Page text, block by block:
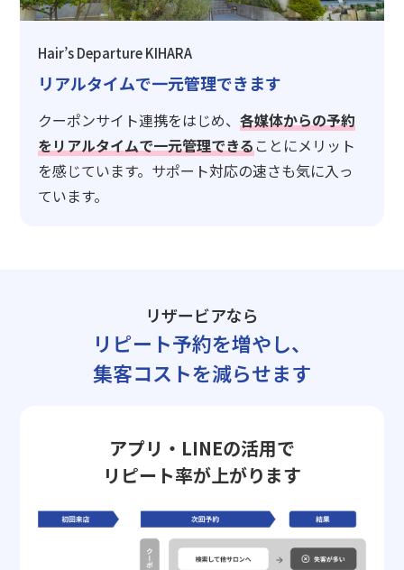
Hair’s Departure KIHARA
リアルタイムで一元管理できます
クーポンサイト連携をはじめ、各媒体からの予約
をリアルタイムで一元管理できる ことにメリット
を感じています。サポート対応の速さも気に入っ
ています。
リザービアなら
リピート予約を増やし、
集客コストを減らせます
アプリ・LINEの活用で
リピート率が上がります